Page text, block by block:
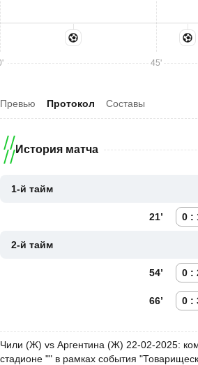
45'
Превью Протокол Составы
История матча
1-й тайм
0 :
21’
2-й тайм
0 :
54’
0 :
66’
Чили (Ж) vs Аргентина (Ж) 22-02-2025:
стадионе "" в рамках события